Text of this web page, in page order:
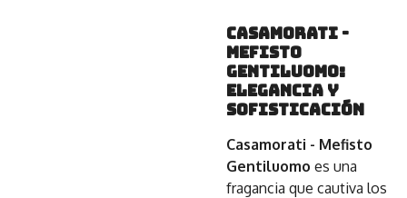
Casamorati -
Mefisto
Gentiluomo:
Elegancia y
Sofisticación
Casamorati - Mefisto
Gentiluomo es una
fragancia que cautiva los